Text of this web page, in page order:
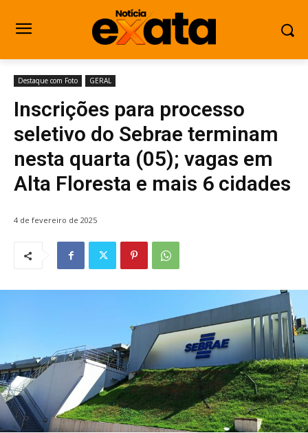
Destaque com Foto GERAL
Inscrições para processo
seletivo do Sebrae terminam
nesta quarta (05); vagas em
Alta Floresta e mais 6 cidades
4 de fevereiro de 2025